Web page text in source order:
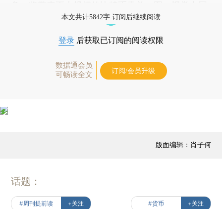
本文共计5842字 订阅后继续阅读
登录 后获取已订阅的阅读权限
数据通会员
可畅读全文
订阅/会员升级
版面编辑：肖子何
话题：
#周刊提前读 +关注 #货币 +关注